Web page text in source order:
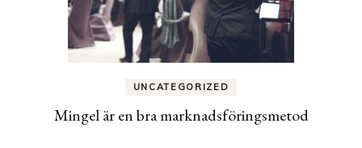
UNCATEGORIZED
Mingel är en bra marknadsföringsmetod